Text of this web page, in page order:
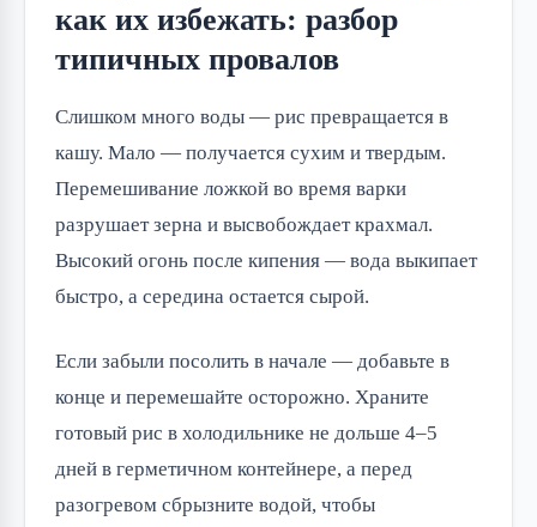
как их избежать: разбор
типичных провалов
Слишком много воды — рис превращается в
кашу. Мало — получается сухим и твердым.
Перемешивание ложкой во время варки
разрушает зерна и высвобождает крахмал.
Высокий огонь после кипения — вода выкипает
быстро, а середина остается сырой.
Если забыли посолить в начале — добавьте в
конце и перемешайте осторожно. Храните
готовый рис в холодильнике не дольше 4–5
дней в герметичном контейнере, а перед
разогревом сбрызните водой, чтобы